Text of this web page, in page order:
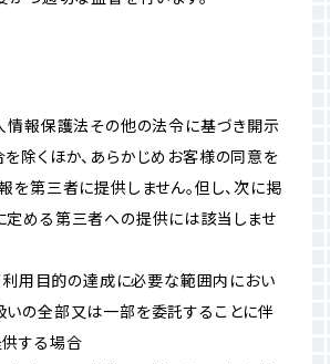
情報保護法その他の法令に基づき開示
除くほか、あらかじめお客様の同意を
を第三者に提供しません。但し、次に掲
定める第三者への提供には該当しませ
が利用目的の達成に必要な範囲内におい
の全部又は一部を委託することに伴
する場合